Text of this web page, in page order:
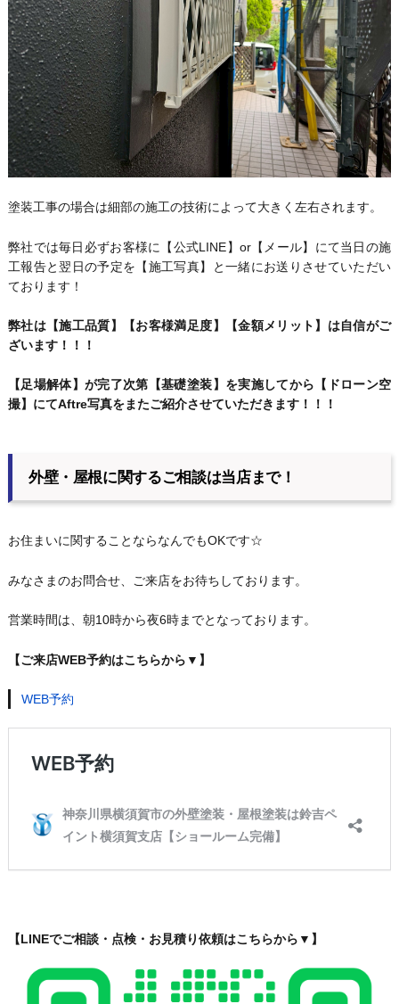
塗装工事の場合は細部の施工の技術によって大きく左右されます。
弊社では毎日必ずお客様に【公式LINE】or【メール】にて当日の施
工報告と翌日の予定を【施工写真】と一緒にお送りさせていただい
ております！
弊社は【施工品質】【お客様満足度】【金額メリット】は自信がご
ざいます！！！
【足場解体】が完了次第【基礎塗装】を実施してから【ドローン空
撮】にてAftre写真をまたご紹介させていただきます！！！
外壁・屋根に関するご相談は当店まで！
お住まいに関することならなんでもOKです☆
みなさまのお問合せ、ご来店をお待ちしております。
営業時間は、朝10時から夜6時までとなっております。
【ご来店WEB予約はこちらから▼】
WEB予約
【LINEでご相談・点検・お見積り依頼はこちらから▼】